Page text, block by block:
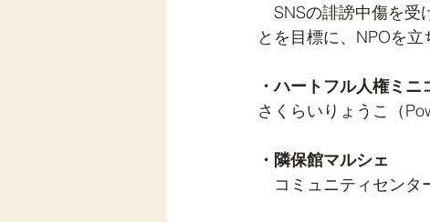
SNSの誹謗中傷を受
とを目標に、NPOを立
・ハートフル人権ミニ
さくらいりょうこ（
・隣保館マルシェ
コミュニティセンタ